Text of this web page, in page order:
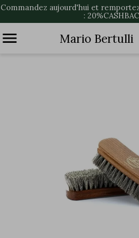
Commandez aujourd'hui et
:
 Mario Bertulli